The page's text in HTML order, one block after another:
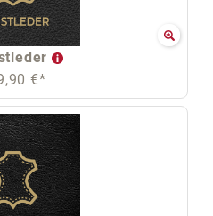
€*